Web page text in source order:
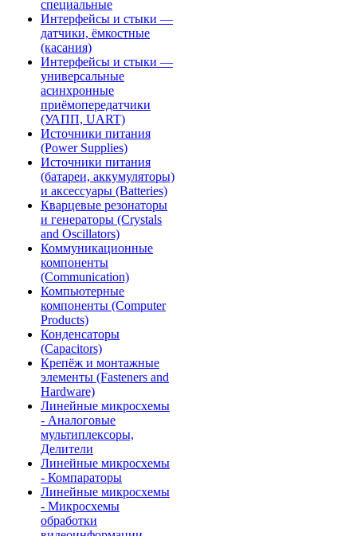
специальные
Интерфейсы и стыки —
датчики, ёмкостные
(касания)
Интерфейсы и стыки —
универсальные
асинхронные
приёмопередатчики
(УАПП, UART)
Источники питания
(Power Supplies)
Источники питания
(батареи, аккумуляторы)
и аксессуары (Batteries)
Кварцевые резонаторы
и генераторы (Crystals
and Oscillators)
Коммуникационные
компоненты
(Communication)
Компьютерные
компоненты (Computer
Products)
Конденсаторы
(Capacitors)
Крепёж и монтажные
элементы (Fasteners and
Hardware)
Линейные микросхемы
- Аналоговые
мультиплексоры,
Делители
Линейные микросхемы
- Компараторы
Линейные микросхемы
- Микросхемы
обработки